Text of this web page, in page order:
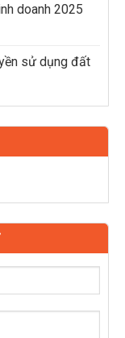
doanh 2025
sử dụng đất